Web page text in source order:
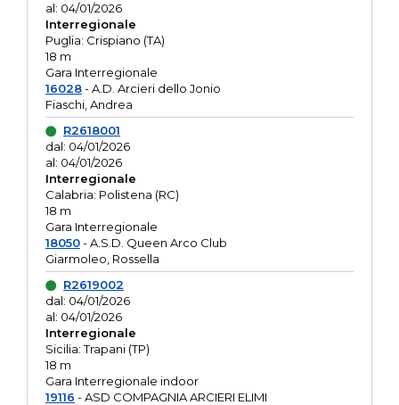
al: 04/01/2026
Interregionale
Puglia: Crispiano (TA)
18 m
Gara Interregionale
16028- A.D. Arcieri dello Jonio
Fiaschi, Andrea
R2618001
dal: 04/01/2026
al: 04/01/2026
Interregionale
Calabria: Polistena (RC)
18 m
Gara Interregionale
18050- A.S.D. Queen Arco Club
Giarmoleo, Rossella
R2619002
dal: 04/01/2026
al: 04/01/2026
Interregionale
Sicilia: Trapani (TP)
18 m
Gara Interregionale indoor
19116 - ASD COMPAGNIA ARCIERI ELIMI